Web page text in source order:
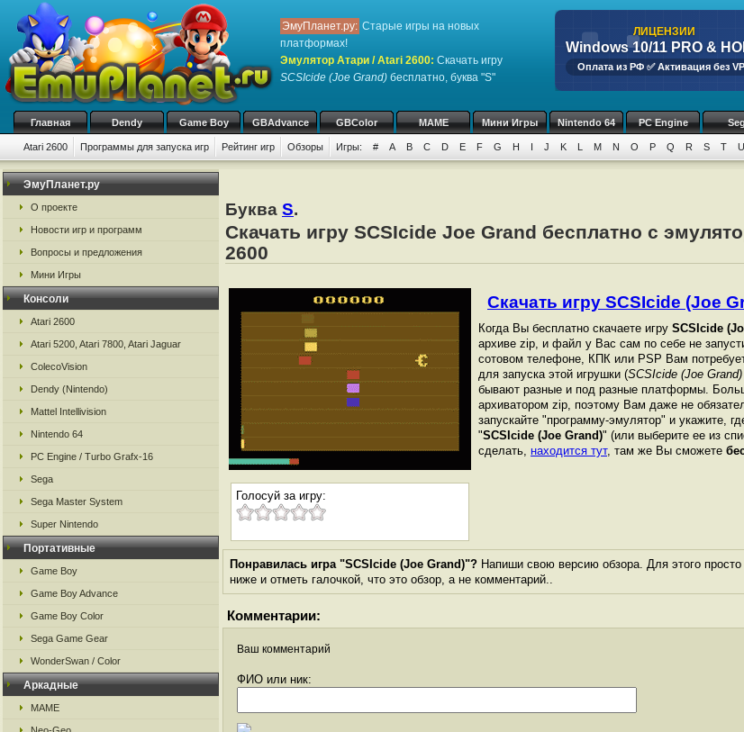
ЭмуПланет.ру: Старые игры на новых
платформах!
Эмулятор Атари / Atari 2600: Скачать игру
SCSIcide (Joe Grand) бесплатно, буква "S"
ЛИЦЕНЗИИ
Windows 10/11 PRO &
Оплата из РФ ✅ Активация без
Главная Dendy Game Boy GBAdvance GBColor MAME Мини Игры Nintendo 64 PC Engine
Atari 2600 Программы для запуска игр Рейтинг игр Обзоры Игры: # A B C D E F G H I J K L M N O P Q R S T U
ЭмуПланет.ру
О проекте
Новости игр и программ
Вопросы и предложения
Мини Игры
Консоли
Atari 2600
Atari 5200, Atari 7800, Atari Jaguar
ColecoVision
Dendy (Nintendo)
Mattel Intellivision
Nintendo 64
PC Engine / Turbo Grafx-16
Sega
Sega Master System
Super Nintendo
Портативные
Game Boy
Game Boy Advance
Game Boy Color
Sega Game Gear
WonderSwan / Color
Аркадные
MAME
Буква S.
Скачать игру SCSIcide Joe Grand бесплатно с
2600
Голосуй за игру:
Скачать игру SCSIcide (Joe
Когда Вы бесплатно скачаете игру SCSIcide
архиве zip, и файл у Вас сам по себе не
сотовом телефоне, КПК или PSP Вам
для запуска этой игрушки (SCSIcide (Joe Grand)
бывают разные и под разные платформы.
архиватором zip, поэтому Вам даже не
запускайте "программу-эмулятор" и укажите,
"SCSIcide (Joe Grand)" (или выберите ее из
сделать, находится тут, там же Вы сможете
Понравилась игра "SCSIcide (Joe Grand)"? Напиши свою версию обзора. Для этого
ниже и отметь галочкой, что это обзор, а не комментарий..
Комментарии:
Ваш комментарий
ФИО или ник: